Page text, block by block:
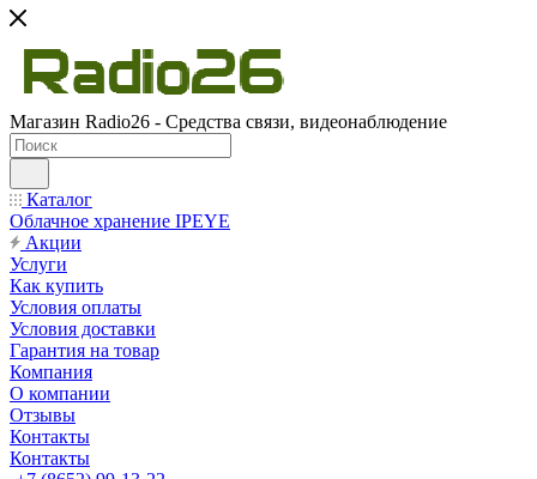
Магазин Radio26 - Средства связи, видеонаблюдение
Каталог
Облачное хранение IPEYE
Акции
Услуги
Как купить
Условия оплаты
Условия доставки
Гарантия на товар
Компания
О компании
Отзывы
Контакты
Контакты